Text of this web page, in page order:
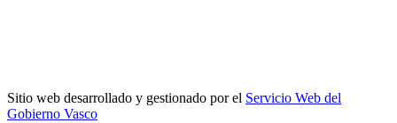
Sitio web desarrollado y gestionado por el Servicio Web del
Gobierno Vasco